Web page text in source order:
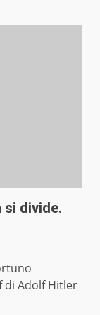
si divide.
di Adolf Hitler